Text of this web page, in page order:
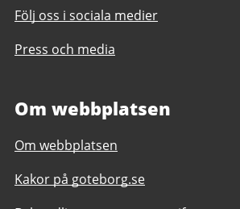
Följ oss i sociala medier
Press och media
Om webbplatsen
Om webbplatsen
Kakor på goteborg.se